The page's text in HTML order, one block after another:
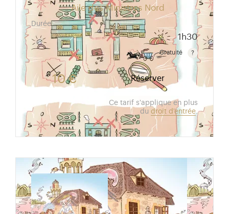
Aile des Ministres Nord
Durée
1h30
Gratuité
Gratuit pour les enfants de moins de 10 ans.Tarif
10 € Réserver
Ce tarif s'applique en plus
du droit d'entrée.